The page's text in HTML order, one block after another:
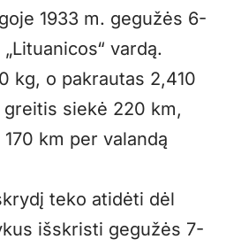
1933 m. gegužės 6-
vardą.
kg, o pakrautas 2,410
siekė 220 km,
km per valandą
teko atidėti dėl
išskristi gegužės 7-